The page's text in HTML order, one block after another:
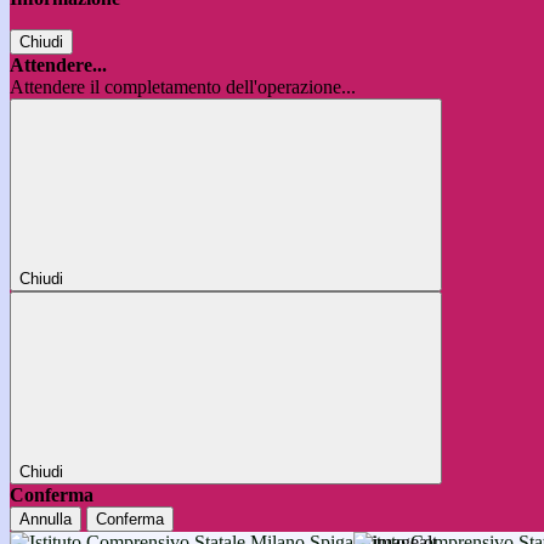
Chiudi
Attendere...
Attendere il completamento dell'operazione...
Chiudi
Chiudi
Conferma
Annulla Conferma